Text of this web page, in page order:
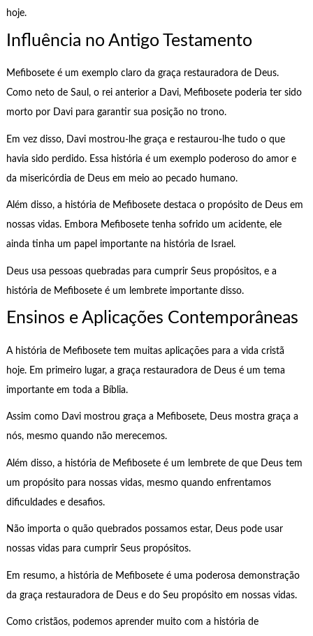
hoje.
Influência no Antigo Testamento
Mefibosete é um exemplo claro da graça restauradora de Deus.
Como neto de Saul, o rei anterior a Davi, Mefibosete poderia ter sido
morto por Davi para garantir sua posição no trono.
Em vez disso, Davi mostrou-lhe graça e restaurou-lhe tudo o que
havia sido perdido. Essa história é um exemplo poderoso do amor e
da misericórdia de Deus em meio ao pecado humano.
Além disso, a história de Mefibosete destaca o propósito de Deus em
nossas vidas. Embora Mefibosete tenha sofrido um acidente, ele
ainda tinha um papel importante na história de Israel.
Deus usa pessoas quebradas para cumprir Seus propósitos, e a
história de Mefibosete é um lembrete importante disso.
Ensinos e Aplicações Contemporâneas
A história de Mefibosete tem muitas aplicações para a vida cristã
hoje. Em primeiro lugar, a graça restauradora de Deus é um tema
importante em toda a Bíblia.
Assim como Davi mostrou graça a Mefibosete, Deus mostra graça a
nós, mesmo quando não merecemos.
Além disso, a história de Mefibosete é um lembrete de que Deus tem
um propósito para nossas vidas, mesmo quando enfrentamos
dificuldades e desafios.
Não importa o quão quebrados possamos estar, Deus pode usar
nossas vidas para cumprir Seus propósitos.
Em resumo, a história de Mefibosete é uma poderosa demonstração
da graça restauradora de Deus e do Seu propósito em nossas vidas.
Como cristãos, podemos aprender muito com a história de